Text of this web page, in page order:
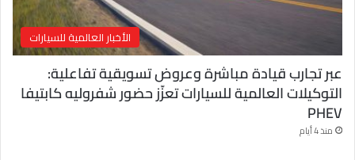
الأخبار العالمية للسيارات
عبر تجارب قيادة مباشرة وعروض تسويقية تفاعلية:
التوكيلات العالمية للسيارات تعزّز حضور شفروليه كابتيفا
PHEV
منذ 4 أيام